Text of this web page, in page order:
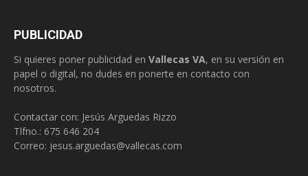
PUBLICIDAD
Si quieres poner publicidad en Vallecas VA, en su versión en
papel o digital, no dudes en ponerte en contacto con
nosotros.
Contactar con: Jesús Arguedas Rizzo
Tlfno.: 675 646 204
Correo: jesus.arguedas@vallecas.com